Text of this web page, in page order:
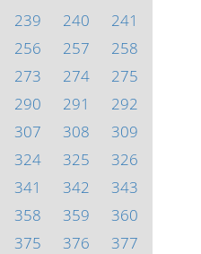
239 240
241
256 257
258
273 274
275
290 291
292
307 308
309
324 325
326
341 342
343
358 359
360
375 376
377